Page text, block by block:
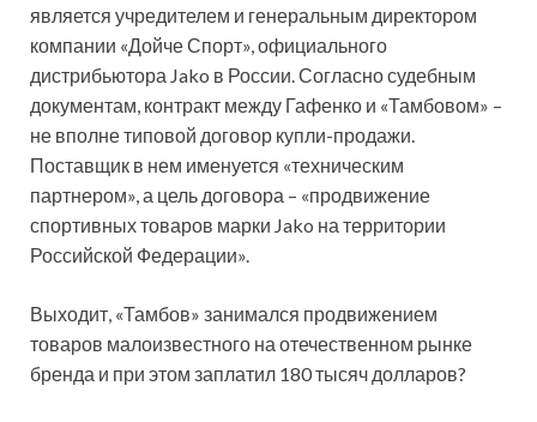
является учредителем и генеральным директором
компании «Дойче Спорт», официального
дистрибьютора Jako в России. Согласно судебным
документам, контракт между Гафенко и «Тамбовом» –
не вполне типовой договор купли-продажи.
Поставщик в нем именуется «техническим
партнером», а цель договора – «продвижение
спортивных товаров марки Jako на территории
Российской Федерации».
Выходит, «Тамбов» занимался продвижением
товаров малоизвестного на отечественном рынке
бренда и при этом заплатил 180 тысяч долларов?